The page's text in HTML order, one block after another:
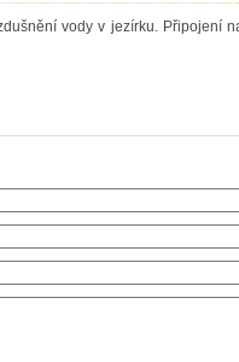
vody v jezírku. Připojení